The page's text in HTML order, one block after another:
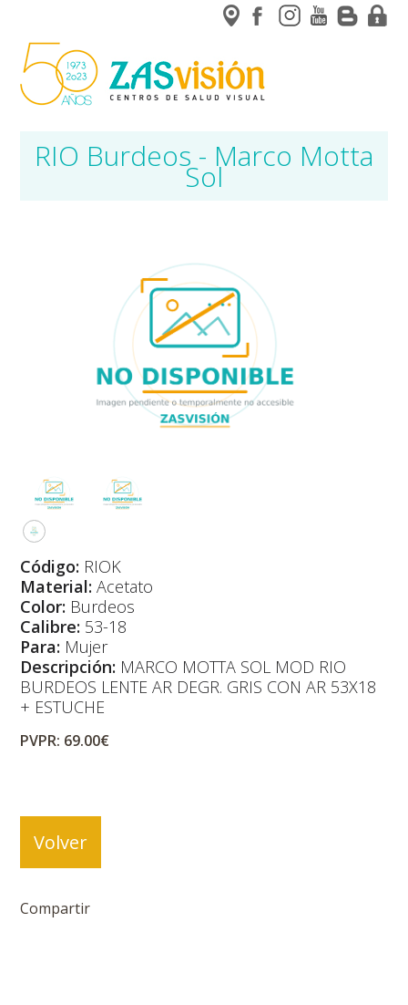
RIO Burdeos - Marco Motta
Sol
Código: RIOK
Material: Acetato
Color: Burdeos
Calibre: 53-18
Para: Mujer
Descripción: MARCO MOTTA SOL MOD RIO
BURDEOS LENTE AR DEGR. GRIS CON AR 53X18
+ ESTUCHE
PVPR: 69.00€
Volver
Compartir